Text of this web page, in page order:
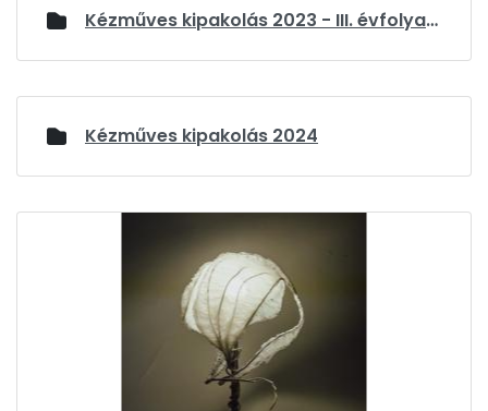
Kézműves kipakolás 2023 - III. évfolyam
Kézműves kipakolás 2024